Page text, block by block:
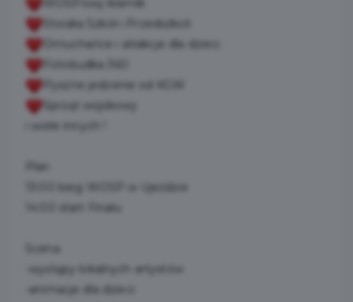
WOŚPowy kramik
Stoiska Szkół i Przedszkoli
Dmuchańce i atrakcje dla dzieci
Fotobudka 360
Pyszne jedzenie od KGW
Sprzęt wojskowy
i wiele innych !
Plan
13:00 bieg WOŚP w Ujeździe
14:00 start Finału
-występy lokalnych artystów
-animacje dla dzieci